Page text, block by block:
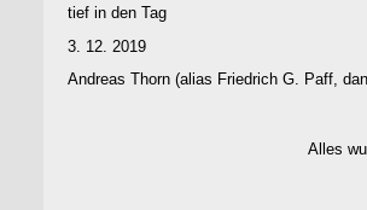
tief in den Tag
3. 12. 2019
Andreas Thorn (alias Friedrich G. Paff,
Alles